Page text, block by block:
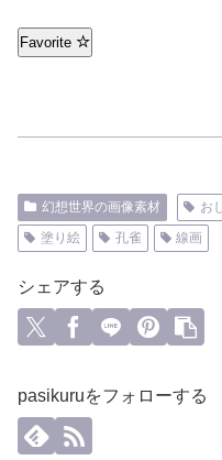
Favorite
幻想世界の画像素材 お
塗り絵
孔雀 線画
シェアする
pasikuruをフォローする